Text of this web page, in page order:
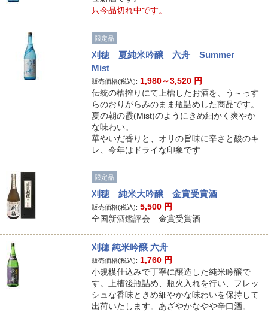
只今品切れ中です。
限定品
刈穂 夏純米吟醸 六舟 Summer
Mist
販売価格(税込): 1,980～3,520 円
伝統の槽搾りにて上槽したお酒を、う～っす
らのおりがらみのまま瓶詰めした商品です。
夏の朝の霞(Mist)のようにきめ細かく爽やか
な味わい。
華やいだ香りと、オリの旨味に辛さと酸のキ
レ、今年はドライな印象です
限定品
刈穂 純米大吟醸 金賞受賞酒
販売価格(税込): 5,500 円
全国新酒鑑評会 金賞受賞酒
刈穂 純米吟醸 六舟
販売価格(税込): 1,760 円
小規模仕込みで丁寧に醸造した純米吟醸で
す。上槽後瓶詰め、瓶火入れを行い、フレッ
シュな香味ときめ細やかな味わいを保持して
出荷いたします。あざやかなやや辛口酒。